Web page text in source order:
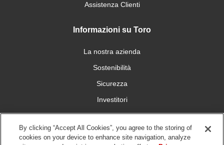
Assistenza Clienti
Informazioni su Toro
La nostra azienda
Sostenibilità
Sicurezza
Investitori
Carriera
Connettiti con noi
By clicking “Accept All Cookies”, you agree to the storing of
cookies on your device to enhance site navigation, analyze